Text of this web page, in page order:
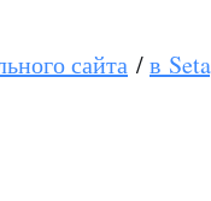
сайта /в